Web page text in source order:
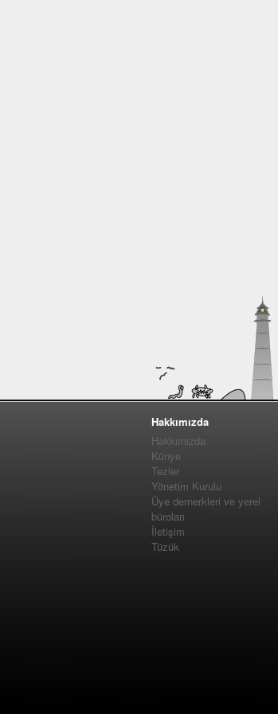
Hakkımızda
Hakkımızda
Künye
Tezler
Yönetim Kurulu
Üye dernerkleri ve yerel
büroları
İletişim
Tüzük